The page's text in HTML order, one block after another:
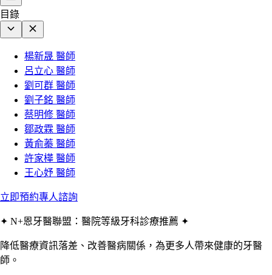
目錄
楊新晟 醫師
呂立心 醫師
劉可群 醫師
劉子銘 醫師
蔡明修 醫師
鄒政霖 醫師
黃俞蓁 醫師
許家樺 醫師
王心妤 醫師
立即預約專人諮詢
✦ N+恩牙醫聯盟：醫院等級牙科診療推薦 ✦
降低醫療資訊落差、改善醫病關係，為更多人帶來健康的牙醫
師。